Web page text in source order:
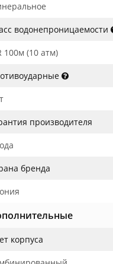
водонепроницаемости
100м (10 атм)
производителя
бренда
корпуса